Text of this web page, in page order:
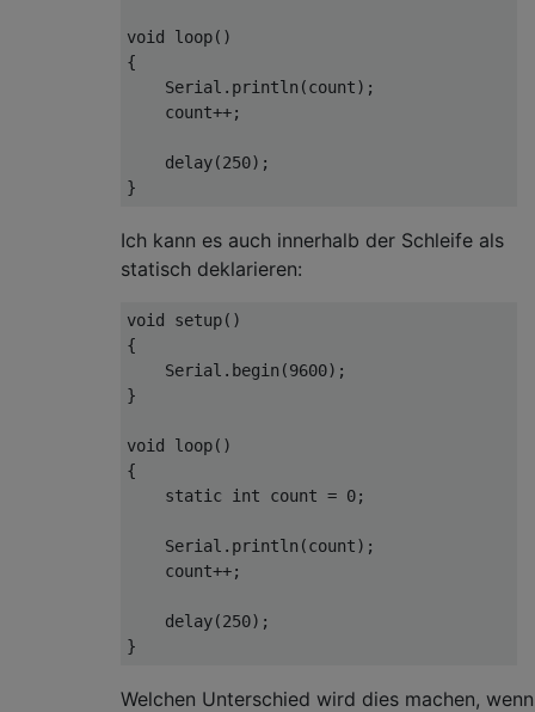
void loop()
{
Serial . println (count);
    count
++;
    delay
(250);
}
Ich kann es auch innerhalb der Schleife als
statisch deklarieren:
void setup()
{
Serial . begin (9600);
}
void loop()
{
static
int count = 0;
Serial . println (count);
    count
++;
    delay
(250);
}
Welchen Unterschied wird dies machen, wenn